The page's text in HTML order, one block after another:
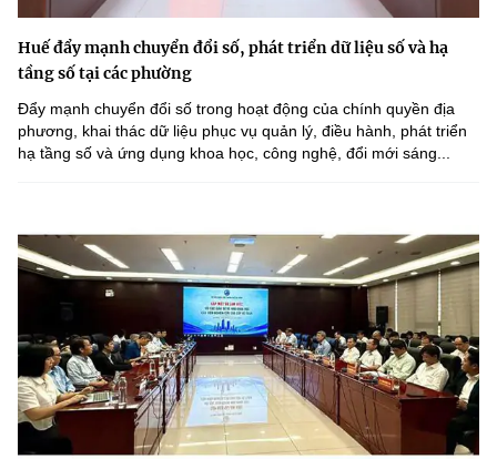
Huế đẩy mạnh chuyển đổi số, phát triển dữ liệu số và hạ
tầng số tại các phường
Đẩy mạnh chuyển đổi số trong hoạt động của chính quyền địa
phương, khai thác dữ liệu phục vụ quản lý, điều hành, phát triển
hạ tầng số và ứng dụng khoa học, công nghệ, đổi mới sáng...